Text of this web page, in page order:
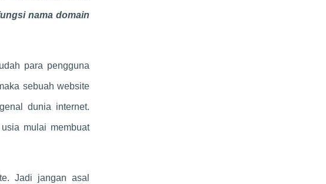
nama domain
para pengguna
sebuah website
dunia internet.
mulai membuat
Jadi jangan asal